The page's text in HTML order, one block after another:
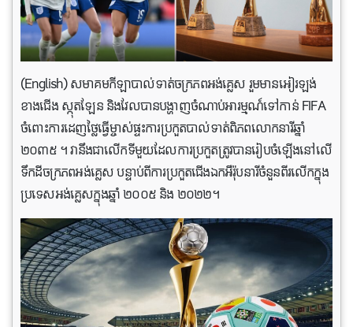
(English) សមាគមកីឡាបាល់ទាត់ចក្រភពអង់គ្លេស រួមមានអៀរឡង់
ខាងជើង ស្កុតឡែន និងវែលបានបង្ហាញចំណាប់អារម្មណ៍ទៅកាន់ FIFA
ចំពោះការដេញថ្លៃធ្វើម្ចាស់ផ្ទះការប្រកួតបាល់ទាត់ពិភពលោកនារីឆ្នាំ
២០៣៥ ។ វា​នឹង​ជា​លើក​ទី​មួយ​ដែល​ការ​ប្រកួត​ត្រូវ​បាន​រៀប​ចំ​ឡើង​នៅ​លើ​
ទឹក​ដី​ចក្រភព​អង់គ្លេស បន្ទាប់​ពី​ការ​ប្រកួត​ជើង​ឯក​អឺរ៉ុប​នារី​ចំនួន​ពីរ​លើក​ក្នុង​
ប្រទេស​អង់គ្លេស​ក្នុង​ឆ្នាំ ២០០៥ និង ២០២២។